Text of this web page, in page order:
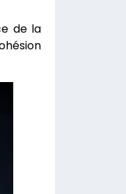
de la